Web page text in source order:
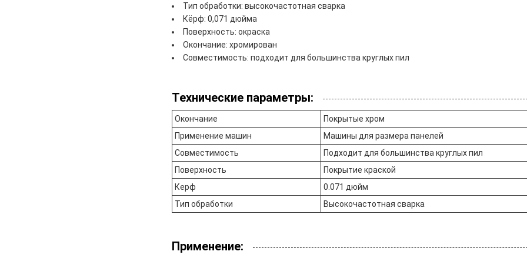
Тип обработки: высокочастотная сварка
Кёрф: 0,071 дюйма
Поверхность: окраска
Окончание: хромирован
Совместимость: подходит для большинства круглых пил
Технические параметры:
Окончание
Покрытые хром
Применение машин
Машины для размера панелей
Совместимость
Подходит для большинства круглых пил
Поверхность
Покрытие краской
Керф
0.071 дюйм
Тип обработки
Высокочастотная сварка
Применение: